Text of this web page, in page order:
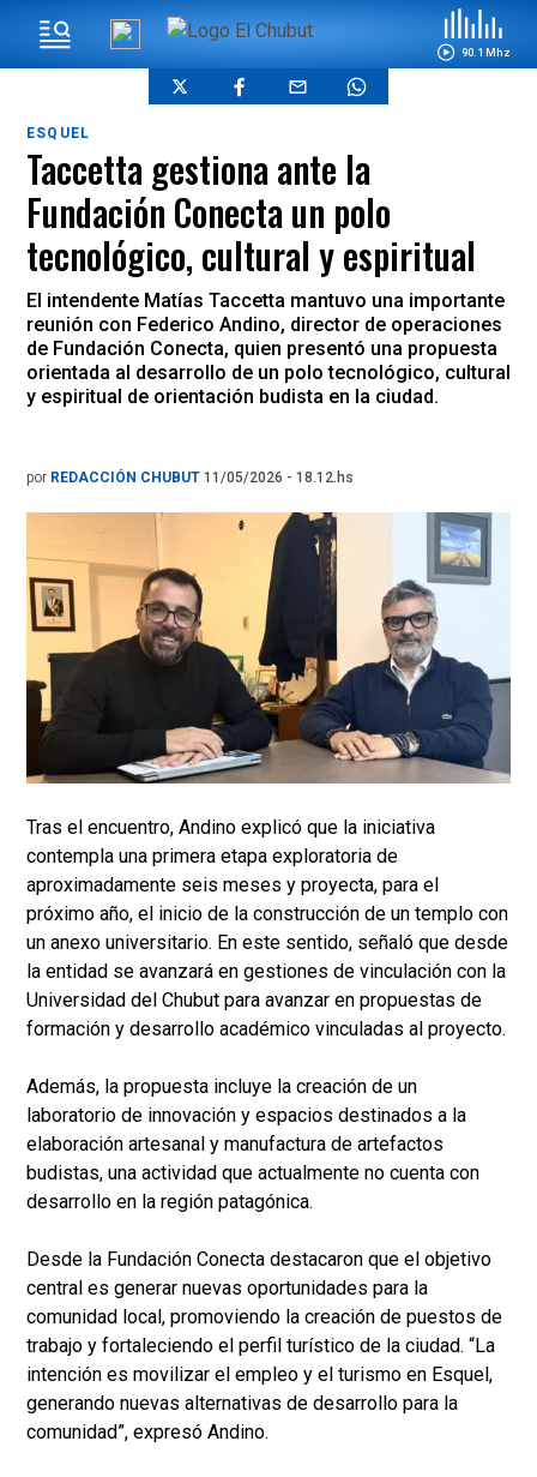
90.1 Mhz
ESQUEL
Taccetta gestiona ante la
Fundación Conecta un polo
tecnológico, cultural y espiritual
El intendente Matías Taccetta mantuvo una importante
reunión con Federico Andino, director de operaciones
de Fundación Conecta, quien presentó una propuesta
orientada al desarrollo de un polo tecnológico, cultural
y espiritual de orientación budista en la ciudad.
por REDACCIÓN CHUBUT 11/05/2026 - 18.12.hs
Tras el encuentro, Andino explicó que la iniciativa
contempla una primera etapa exploratoria de
aproximadamente seis meses y proyecta, para el
próximo año, el inicio de la construcción de un templo con
un anexo universitario. En este sentido, señaló que desde
la entidad se avanzará en gestiones de vinculación con la
Universidad del Chubut para avanzar en propuestas de
formación y desarrollo académico vinculadas al proyecto.
Además, la propuesta incluye la creación de un
laboratorio de innovación y espacios destinados a la
elaboración artesanal y manufactura de artefactos
budistas, una actividad que actualmente no cuenta con
desarrollo en la región patagónica.
Desde la Fundación Conecta destacaron que el objetivo
central es generar nuevas oportunidades para la
comunidad local, promoviendo la creación de puestos de
trabajo y fortaleciendo el perfil turístico de la ciudad. “La
intención es movilizar el empleo y el turismo en Esquel,
generando nuevas alternativas de desarrollo para la
comunidad”, expresó Andino.